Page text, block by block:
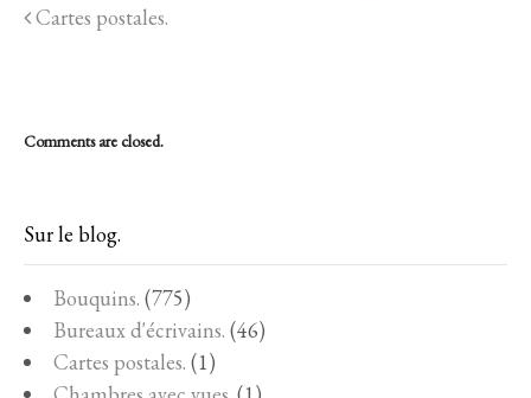
Cartes postales.
Comments are closed.
Sur le blog.
Bouquins. (775)
Bureaux d'écrivains. (46)
Cartes postales. (1)